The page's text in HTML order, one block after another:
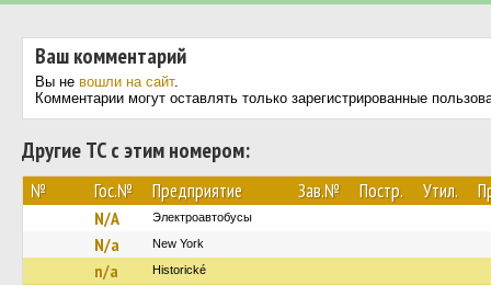
Ваш комментарий
Вы не вошли на сайт.
Комментарии могут оставлять только зарегистрированные
Другие ТС с этим номером:
№ Гос.№ Предприятие Зав.№ Постр. Утил.
N/A Электроавтобусы
N/a New York‎‎‎‎‎‎‎
n/a Historické